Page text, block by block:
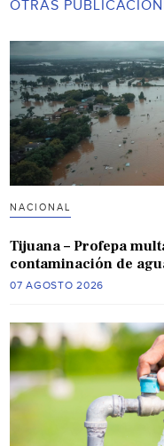
OTRAS
NACIONAL
Tijuana – Profepa
contaminación de
07 AGOSTO 2026